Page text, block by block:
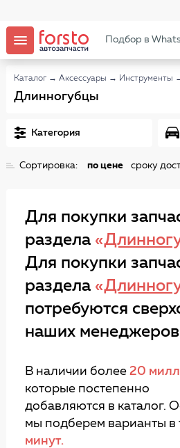
Подбор в
Каталог → Аксессуары → Инструменты
Длинногубцы
Категория
Сортировка: по цене сроку
Для покупки
раздела «
Для покупки
раздела «
потребуются
наших менеджеров
В наличии более 20
которые постепенно
добавляются в каталог.
мы подберем варианты в
минут.